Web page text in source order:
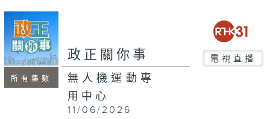
minutes,
seconds
所有集數
政正關你事 電視直播
無人機運動專
用中心
11/06/2026